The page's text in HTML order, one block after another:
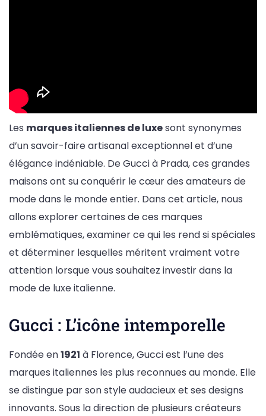
Les marques italiennes de luxesont synonymes
d’un savoir-faire artisanal exceptionnel et d’une
élégance indéniable. De Gucci à Prada, ces grandes
maisons ont su conquérir le cœur des amateurs de
mode dans le monde entier. Dans cet article, nous
allons explorer certaines de ces marques
emblématiques, examiner ce qui les rend si spéciales
et déterminer lesquelles méritent vraiment votre
attention lorsque vous souhaitez investir dans la
mode de luxe italienne.
Gucci : L’icône intemporelle
Fondée en1921 à Florence, Gucci est l’une des
marques italiennes les plus reconnues au monde. Elle
se distingue par son style audacieux et ses designs
innovants. Sous la direction de plusieurs créateurs